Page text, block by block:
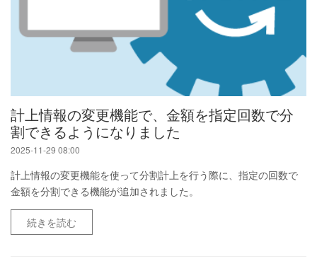
計上情報の変更機能で、金額を指定回数で分
割できるようになりました
2025-11-29 08:00
計上情報の変更機能を使って分割計上を行う際に、指定の回数で
金額を分割できる機能が追加されました。
続きを読む